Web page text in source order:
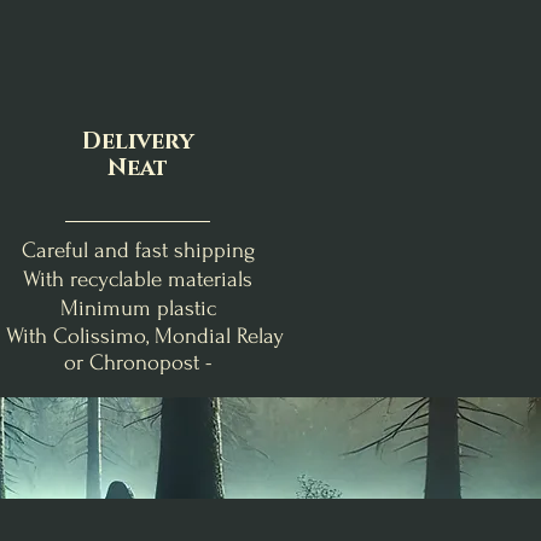
Clémentine Vanillée
Bougie de Lughnasadh
Price
€19.00
Brise Fraîche
Fondants d'Intention
Purification
Price
€9.00
Poire-Freesia
Bougie Crépuscule
d'Août
Price
€24.00
Delivery
Neat
Careful and fast shipping
With recyclable materials
Minimum plastic
With Colissimo, Mondial Relay
or Chronopost -